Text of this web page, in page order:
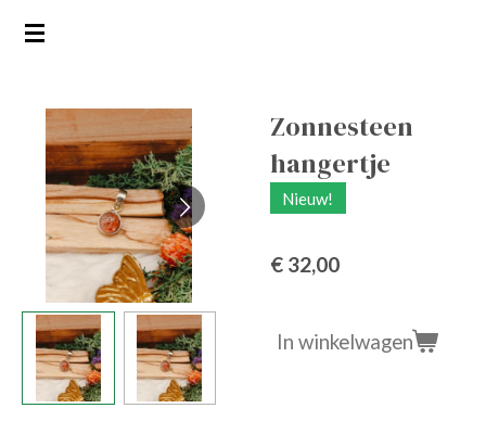
Ga
hoofdinhoud
Zonnesteen
hangertje
Nieuw!
€ 32,00
In winkelwagen